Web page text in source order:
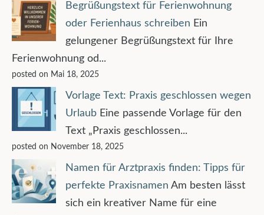
Begrüßungstext für Ferienwohnung
oder Ferienhaus schreiben Ein
gelungener Begrüßungstext für Ihre
Ferienwohnung od...
posted on Mai 18, 2025
Vorlage Text: Praxis geschlossen wegen
Urlaub Eine passende Vorlage für den
Text „Praxis geschlossen...
posted on November 18, 2025
Namen für Arztpraxis finden: Tipps für
perfekte Praxisnamen Am besten lässt
sich ein kreativer Name für eine